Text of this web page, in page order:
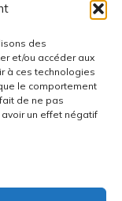
des
et/ou accéder aux
à ces technologies
le comportement
de ne pas
un effet négatif
rares et exclusifs.
•Mentions légales